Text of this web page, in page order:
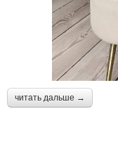
читать дальше →